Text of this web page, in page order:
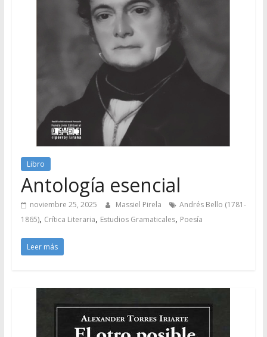
Libro
Antología esencial
noviembre 25, 2025 Massiel Pirela
Andrés Bello (1781-
1865), Crítica Literaria, Estudios Gramaticales, Poesía
Leer más